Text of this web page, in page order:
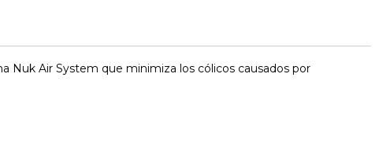
Nuk Air System que minimiza los cólicos causados por